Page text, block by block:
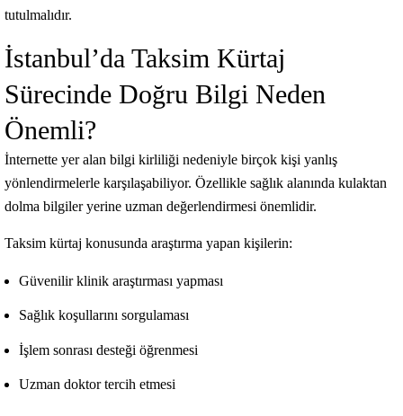
tutulmalıdır.
İstanbul’da Taksim Kürtaj
Sürecinde Doğru Bilgi Neden
Önemli?
İnternette yer alan bilgi kirliliği nedeniyle birçok kişi yanlış
yönlendirmelerle karşılaşabiliyor. Özellikle sağlık alanında kulaktan
dolma bilgiler yerine uzman değerlendirmesi önemlidir.
Taksim kürtaj konusunda araştırma yapan kişilerin:
Güvenilir klinik araştırması yapması
Sağlık koşullarını sorgulaması
İşlem sonrası desteği öğrenmesi
Uzman doktor tercih etmesi